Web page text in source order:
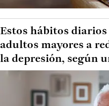
Estos hábitos
adultos mayores a
la depresión, según